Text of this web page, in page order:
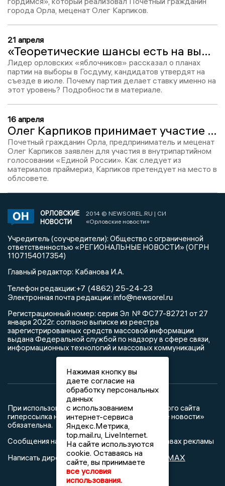
города Орла, меценат Олег Карпиков.
21 апреля
«Теоретические шансы есть на выборах любого уровня»: орловские «яблочники» озвучили планы на грядущие выборы
Лидер орловских «яблочников» рассказал о планах
партии на выборы в Госдуму, кандидатов утвердят на
съезде в июле. Почему партия делает ставку именно на
этот уровень? Подробности в материале.
16 апреля
Олег Карпиков принимает участие в праймериз Единой России
Почетный гражданин Орла, предприниматель и меценат
Олег Карпиков заявлен для участия в внутрипартийном
голосовании «Единой России». Как следует из
материалов праймериз, Карпиков претендует на место в
облсовете.
ОРЛОВСКИЕ
НОВОСТИ
2014 © NEWSOREL.RU | СИ
«Орловские новости»
Учредитель (соучредители): Общество с ограниченной
ответственностью «РЕГИОНАЛЬНЫЕ НОВОСТИ» (ОГРН
1107154017354)
Главный редактор: Кабанова И.А.
Телефон редакции:+7 (4862) 25-24-23
Электронная почта редакции: info@newsorel.ru
Регистрационный номер: серия Эл № ФС77-82721 от 27
января 2022г. согласно выписке из реестра
зарегистрированных средств массовой информации
выдана Федеральной службой по надзору в сфере связи,
информационных технологий и массовых коммуникаций
При использовании любого материала с данного сайта
гиперссылка на Сетевое издание «Орловские новости»
обязательна.
Сообщения на сером фоне размещены на правах рекламы
Написать директору в телеграм@mazov MAX
Нажимая кнопку вы
даете согласие на
обработку персональных
данных
с использованием
интернет-сервиса
Яндекс.Метрика,
top.mail.ru, LiveInternet.
На сайте используются
cookie. Оставаясь на
сайте, вы принимаете
все условия
использования.